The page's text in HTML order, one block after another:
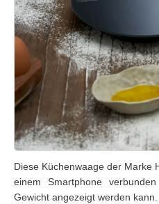
Diese Küchenwaage der Marke
einem Smartphone
Gewicht angezeigt werden